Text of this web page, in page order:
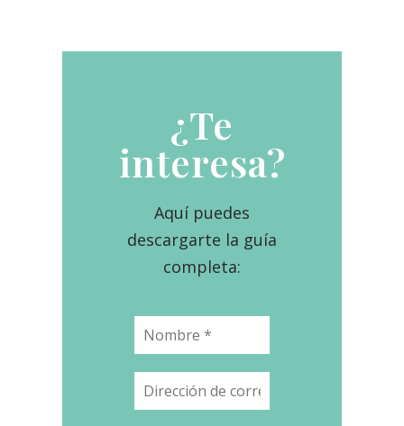
¿Te
interesa?
Aquí puedes
descargarte la guía
completa: